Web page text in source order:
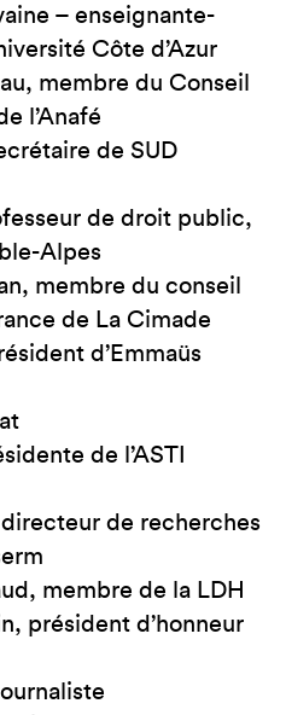
– enseignante-
Côte d’Azur
membre du Conseil
l’Anafé
de SUD
de droit public,
Alpes
membre du conseil
de La Cimade
d’Emmaüs
de l’ASTI
de recherches
membre de la LDH
président d’honneur